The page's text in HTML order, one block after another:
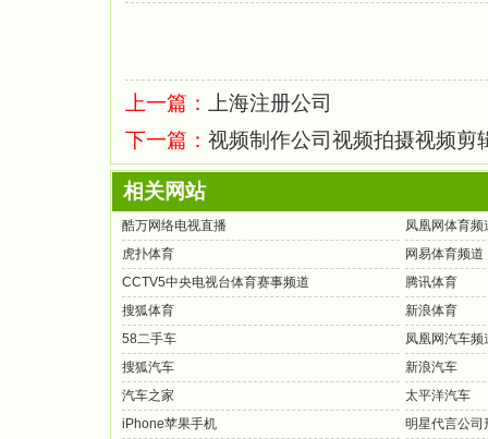
上一篇：
上海注册公司
下一篇：视频制作公司视频拍摄视频剪
相关网站
酷万网络电视直播
凤凰网体育频
虎扑体育
网易体育频道
CCTV5中央电视台体育赛事频道
腾讯体育
搜狐体育
新浪体育
58二手车
凤凰网汽车频
搜狐汽车
新浪汽车
汽车之家
太平洋汽车
iPhone苹果手机
明星代言公司